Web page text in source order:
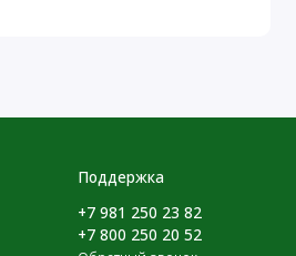
Поддержка
+7 981 250 23 82
+7 800 250 20 52